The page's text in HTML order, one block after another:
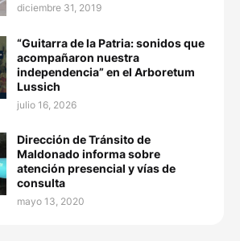
diciembre 31, 2019
“Guitarra de la Patria: sonidos que
acompañaron nuestra
independencia” en el Arboretum
Lussich
julio 16, 2026
Dirección de Tránsito de
Maldonado informa sobre
atención presencial y vías de
consulta
mayo 13, 2020